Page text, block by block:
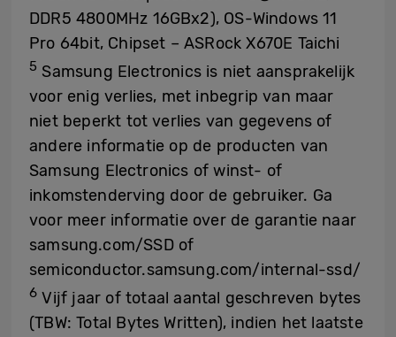
DDR5 4800MHz 16GBx2), OS-Windows 11
Pro 64bit, Chipset – ASRock X670E Taichi
5 Samsung Electronics is niet aansprakelijk
voor enig verlies, met inbegrip van maar
niet beperkt tot verlies van gegevens of
andere informatie op de producten van
Samsung Electronics of winst- of
inkomstenderving door de gebruiker. Ga
voor meer informatie over de garantie naar
samsung.com/SSD of
semiconductor.samsung.com/internal-ssd/
6 Vijf jaar of totaal aantal geschreven bytes
(TBW: Total Bytes Written), indien het laatste